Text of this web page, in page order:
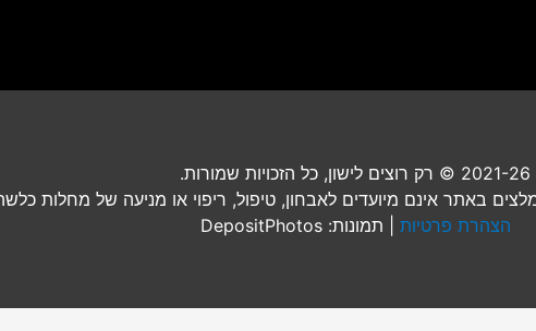
2021-26 © רק רוצים לישון, כל הזכויות שמורות.
באתר אינם מיועדים לאבחון, טיפול, ריפוי או מניעה של מחלות
הצהרת פרטיות | תמונות: DepositPhotos